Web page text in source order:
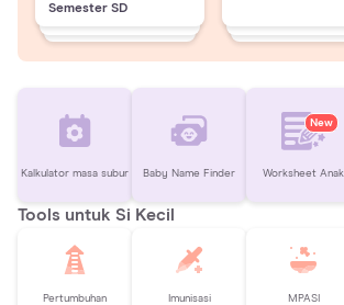
Semester SD
Kalkulator masa subur Baby Name Finder
New
Worksheet Anak
Tools untuk Si Kecil
Pertumbuhan Imunisasi MPASI